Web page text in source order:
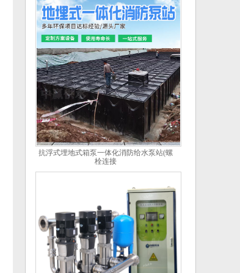
抗浮式埋地式箱泵一体化消防给水泵站(螺
栓连接